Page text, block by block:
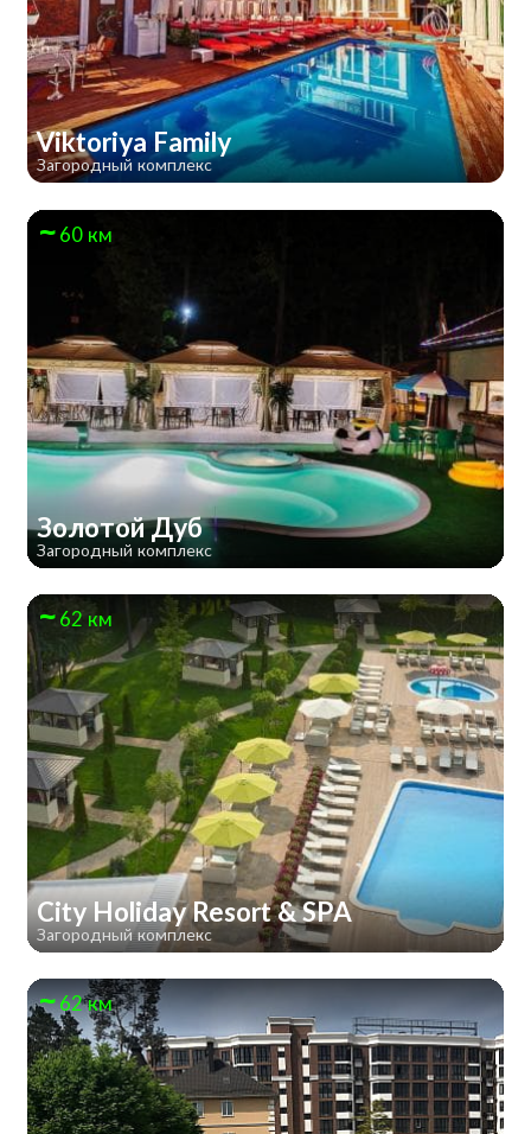
Viktoriya Family
Загородный комплекс
60 км
Золотой Дуб
Загородный комплекс
62 км
City Holiday Resort & SPA
Загородный комплекс
62 км